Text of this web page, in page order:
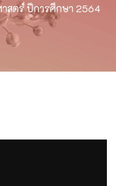
สตร์ ปีการศึกษา 2564